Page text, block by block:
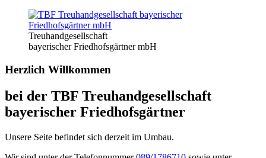
Treuhand­gesellschaft
bayerischer Friedhofs­gärtner mbH
Herzlich Willkommen
bei der TBF Treuhandgesellschaft
bayerischer Friedhofsgärtner
Unsere Seite befindet sich derzeit im Umbau.